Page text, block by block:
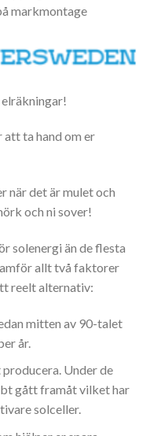
markmontage
ta hand om er
när det är mulet och
och ni sover!
solenergi än de flesta
allt två faktorer
reelt alternativ:
mitten av 90-talet
år.
Under de
gått framåt vilket har
solceller.